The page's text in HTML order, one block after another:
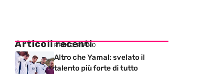
Articoli recenti
PRIMO PIANO
Altro che Yamal: svelato il
talento più forte di tutto